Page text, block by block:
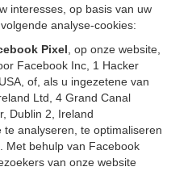
interesses, op basis van uw
analyse-cookies:
Pixel , op onze website,
Facebook Inc, 1 Hacker
of, als u ingezetene van
Ltd, 4 Grand Canal
Dublin 2, Ireland
te analyseren, te optimaliseren
Met behulp van Facebook
van onze website